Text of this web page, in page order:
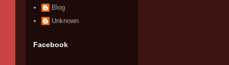
Blog
Unknown
Facebook